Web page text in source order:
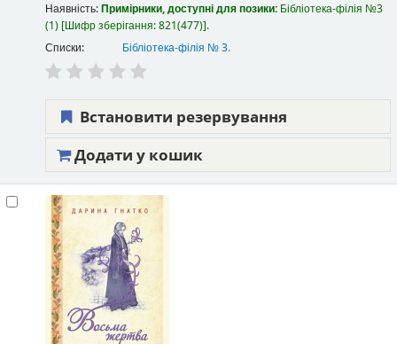
Наявність:Примірники, доступні для позики: Бібліотека-філія №3
(1) Шифр зберігання:821(477) .
Списки:
Бібліотека-філія № 3.
Встановити резервування
Додати у кошик